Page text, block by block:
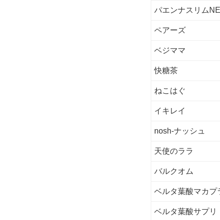
パエンナスリム
ペアーズ
ベジママ
快糖茶
ねこはぐ
イキレイ
nosh-ナッシュ
天使のララ
バルクオム
ベルタ葉酸マカプ
ベルタ葉酸サプリ